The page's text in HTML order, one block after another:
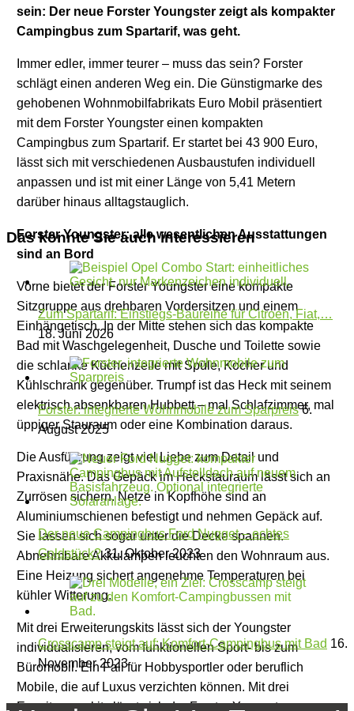
sein: Der neue Forster Youngster zeigt als kompakter
Campingbus zum Spartarif, was geht.
Immer edler, immer teurer – muss das sein? Forster
schlägt einen anderen Weg ein. Die Günstigmarke des
gehobenen Wohnmobilfabrikats Euro Mobil präsentiert
mit dem Forster Youngster einen kompakten
Campingbus zum Spartarif. Er startet bei 43 900 Euro,
lässt sich mit verschiedenen Ausbaustufen individuell
anpassen und ist mit einer Länge von 5,41 Metern
darüber hinaus alltagstauglich.
Forster Youngster: alle wesentlichen Ausstattungen
sind an Bord
Vorne bietet der Forster Youngster eine kompakte
Sitzgruppe aus drehbaren Vordersitzen und einem
Einhängetisch. In der Mitte stehen sich das kompakte
Bad mit Waschgelegenheit, Dusche und Toilette sowie
die schlanke Küchenzeile mit Spüle, Kocher und
Kühlschrank gegenüber. Trumpf ist das Heck mit seinem
elektrisch absenkbaren Hubbett – mal Schlafzimmer, mal
üppiger Stauraum oder eine Kombination daraus.
Die Ausführung zeigt viel Liebe zum Detail und
Praxisnähe. Das Gepäck im Heckstauraum lässt sich an
Zurrösen sichern. Netze in Kopfhöhe sind an
Aluminiumschienen befestigt und nehmen Gepäck auf.
Sie lassen sich sogar unter die Decke spannen.
Abnehmbare Akkulampen leuchten den Wohnraum aus.
Eine Heizung sichert angenehme Temperaturen bei
kühler Witterung.
Mit drei Erweiterungskits lässt sich der Youngster
individualisieren, vom funktionellen Sport- bis zum
Büromobil. Ein Fall für Hobbysportler oder beruflich
Mobile, die auf Luxus verzichten können. Mit drei
Erweiterungskits lässt sich der Forster Youngster
Das könnte Sie auch interessieren
Zum Spartarif: Einstiegs-Baureihe für Citroen, Fiat,…
18. Juni 2026
Forster: integrierte Wohnmobile zum Sparpreis6.
August 2025
Der neue Campingbus Ford Nugget – echtes
Goldstück?31. Oktober 2023
Crosscamp steigt auf: Komfort-Campingbus mit Bad 16.
November 2023